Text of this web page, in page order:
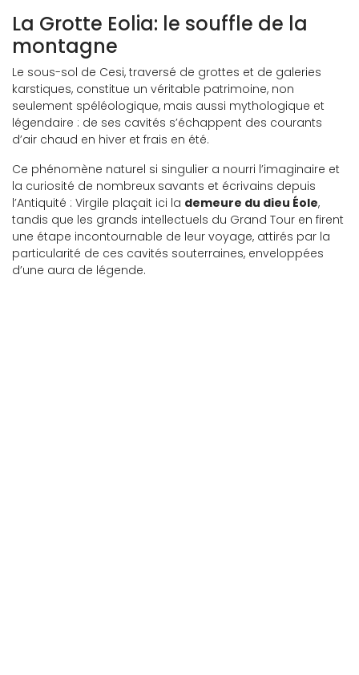
La Grotte Eolia: le souffle de la
montagne
Le sous-sol de Cesi, traversé de grottes et de galeries
karstiques, constitue un véritable patrimoine, non
seulement spéléologique, mais aussi mythologique et
légendaire : de ses cavités s’échappent des courants
d’air chaud en hiver et frais en été.
Ce phénomène naturel si singulier a nourri l’imaginaire et
la curiosité de nombreux savants et écrivains depuis
l’Antiquité : Virgile plaçait ici la demeure du dieu Éole,
tandis que les grands intellectuels du Grand Tour en firent
une étape incontournable de leur voyage, attirés par la
particularité de ces cavités souterraines, enveloppées
d’une aura de légende.